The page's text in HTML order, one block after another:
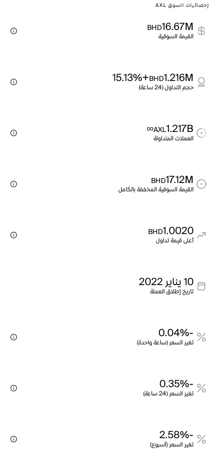
إحصائيات السوق AXL
16.67M
BHD
القيمة السوقية
1.216M
BHD
+15.13%
حجم التداول (24 ساعة)
1.217B
AXL
∞
العملات المتداولة
17.12M
BHD
القيمة السوقية المخففة بالكامل
1.0020
BHD
أعلى قيمة تداول
10 يناير 2022
تاريخ إطلاق العملة
-0.04%
تغير السعر (ساعة واحدة)
-0.35%
تغير السعر (24 ساعة)
-2.58%
تغير السعر (أسبوع)